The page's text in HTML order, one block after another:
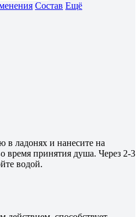
Состав Ещё
в ладонях и нанесите на
принятия душа. Через 2-3
водой.